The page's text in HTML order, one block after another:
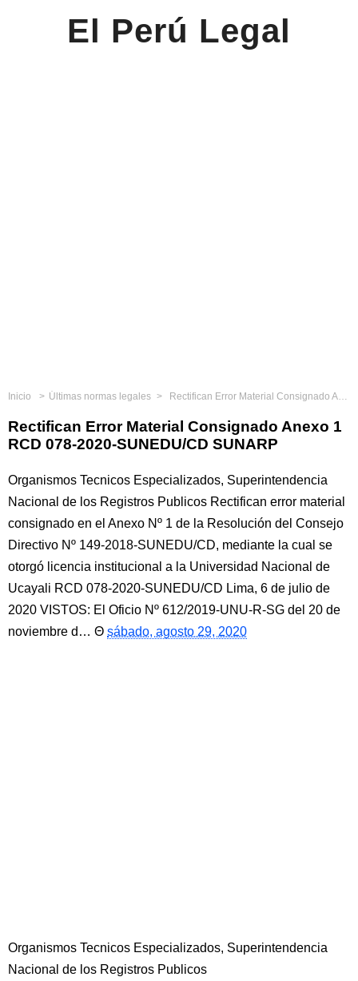
El Perú Legal
Inicio Últimas normas legales Rectifican Error Material Consignado Anexo 1 RCD 078-2020-SUNEDU/CD SUNARP
Rectifican Error Material Consignado Anexo 1
RCD 078-2020-SUNEDU/CD SUNARP
Organismos Tecnicos Especializados, Superintendencia
Nacional de los Registros Publicos Rectifican error material
consignado en el Anexo Nº 1 de la Resolución del Consejo
Directivo Nº 149-2018-SUNEDU/CD, mediante la cual se
otorgó licencia institucional a la Universidad Nacional de
Ucayali RCD 078-2020-SUNEDU/CD Lima, 6 de julio de
2020 VISTOS: El Oficio Nº 612/2019-UNU-R-SG del 20 de
noviembre d…
sábado, agosto 29, 2020
Organismos Tecnicos Especializados, Superintendencia
Nacional de los Registros Publicos